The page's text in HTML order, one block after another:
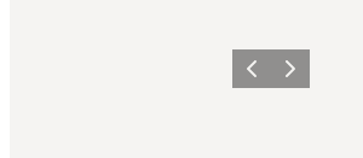
ZurückWeiter